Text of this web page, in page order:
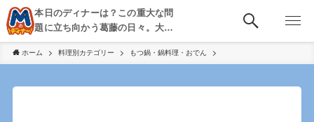
本日のディナーは？この重大な問
題に立ち向かう葛藤の日々。大
阪・京都・神戸を中心とした食べ
歩き、飲み歩きを綴る。
ホーム 料理別カテゴリー もつ鍋・鍋料理・おでん